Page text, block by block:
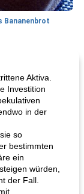
Bananenbrot
Aktiva.
Investition
in der
so
bestimmten
ein
würden,
der Fall.